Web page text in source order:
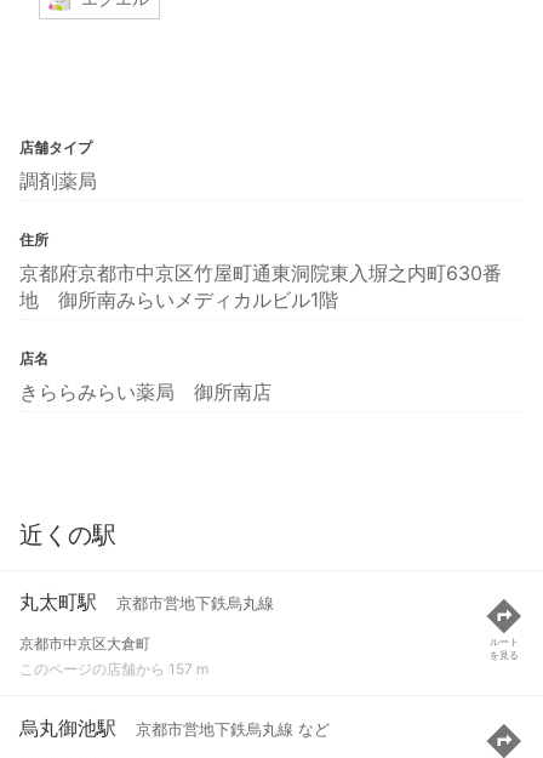
店舗タイプ
調剤薬局
住所
京都府京都市中京区竹屋町通東洞院東入塀之内町630番
地 御所南みらいメディカルビル1階
店名
きららみらい薬局 御所南店
近くの駅
丸太町駅 京都市営地下鉄烏丸線
京都市中京区大倉町
このページの店舗から 157 m
ルート
を見る
烏丸御池駅 京都市営地下鉄烏丸線 など